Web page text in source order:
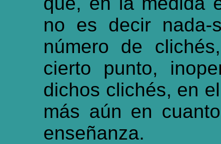
no es decir nada-
número de
cierto punto,
dichos clichés, en
más aún en
enseñanza.